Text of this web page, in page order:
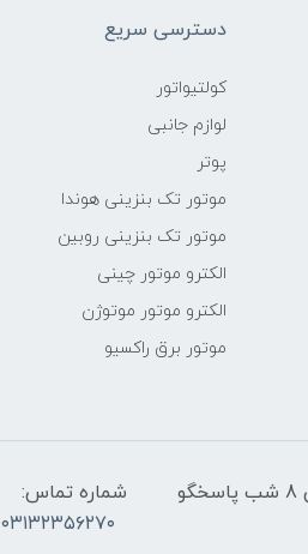
دسترسی سریع
کولتیواتور
لوازم جانبی
پوتر
موتور تک بنزینی هوندا
موتور تک بنزینی روبین
الکترو موتور چینی
الکترو موتور موتوژن
موتور برق راکسیو
شنبه تا پنجشنبه 8 صبح الی 8 شب پاسخگو
شماره تماس:
۰۳۱۳۲۳۵۶۲۷۰ ۰۳۱۳۲۳۴۰۳۸۱ 09138734936 03132373169